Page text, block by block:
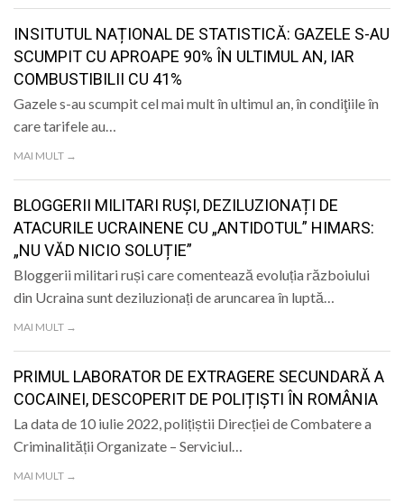
INSITUTUL NAȚIONAL DE STATISTICĂ: GAZELE S-AU
SCUMPIT CU APROAPE 90% ÎN ULTIMUL AN, IAR
COMBUSTIBILII CU 41%
Gazele s-au scumpit cel mai mult în ultimul an, în condiţiile în
care tarifele au…
MAI MULT →
BLOGGERII MILITARI RUȘI, DEZILUZIONAȚI DE
ATACURILE UCRAINENE CU „ANTIDOTUL” HIMARS:
„NU VĂD NICIO SOLUȚIE”
Bloggerii militari ruși care comentează evoluția războiului
din Ucraina sunt deziluzionați de aruncarea în luptă…
MAI MULT →
PRIMUL LABORATOR DE EXTRAGERE SECUNDARĂ A
COCAINEI, DESCOPERIT DE POLIȚIȘTI ÎN ROMÂNIA
La data de 10 iulie 2022, polițiștii Direcției de Combatere a
Criminalității Organizate – Serviciul…
MAI MULT →